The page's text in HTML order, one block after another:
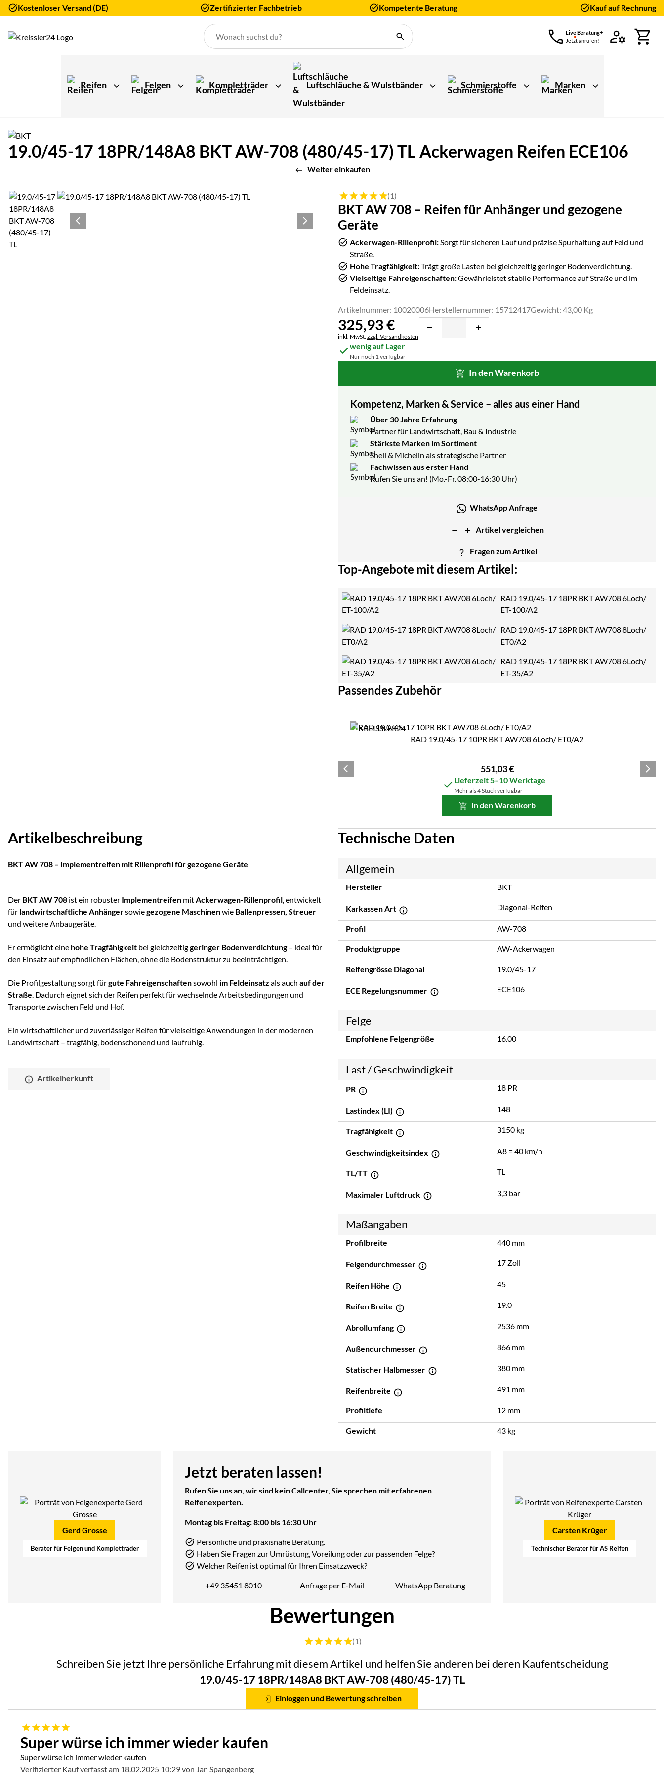
Kostenloser Versand (DE) Zertifizierter Fachbetrieb Kompetente Beratung Kauf auf Rechnung
Live Beratung+
Jetzt anrufen!
Reifen Felgen Kompletträder Luftschläuche & Wulstbänder Schmierstoffe Marken
19.0/45-17 18PR/148A8 BKT AW-708 (480/45-17) TL Ackerwagen Reifen ECE106
Weiter einkaufen
Produktgalerie
Zur Kaufbox springen
Bewertung: 5 von 5 (1 Bewertungen)
(1)
BKT AW 708 – Reifen für Anhänger und gezogene
Geräte
Ackerwagen-Rillenprofil: Sorgt für sicheren Lauf und präzise Spurhaltung auf Feld und
Straße.
Hohe Tragfähigkeit:Trägt große Lasten bei gleichzeitig geringer Bodenverdichtung.
Vielseitige Fahreigenschaften:Gewährleistet stabile Performance auf Straße und im
Feldeinsatz.
Artikelnummer: 10020006Herstellernummer: 15712417Gewicht: 43,00 Kg
325,93€
Steuerhinweis:
inkl. MwSt. zzgl. Versandkosten
wenig auf Lager
Nur noch 1 verfügbar
In den Warenkorb
Kompetenz, Marken & Service – alles aus einer Hand
Über 30 Jahre Erfahrung
Partner für Landwirtschaft, Bau & Industrie
Stärkste Marken im Sortiment
Shell & Michelin als strategische Partner
Fachwissen aus erster Hand
Rufen Sie uns an! (Mo.-Fr. 08:00-16:30 Uhr)
WhatsApp Anfrage
Artikel vergleichen
Fragen zum Artikel
Top-Angebote mit diesem Artikel:
RAD 19.0/45-17 18PR BKT AW708 6Loch/
ET-100/A2
RAD 19.0/45-17 18PR BKT AW708 8Loch/
ET0/A2
RAD 19.0/45-17 18PR BKT AW708 6Loch/
ET-35/A2
Passendes Zubehör
Zubehör überspringen
RAD 19.0/45-17 10PR BKT AW708 6Loch/ ET0/A2
551,03€
Lieferzeit 5–10 Werktage
Mehr als 4 Stück verfügbar
In den Warenkorb
Artikelbeschreibung
BKT AW 708 – Implementreifen mit Rillenprofil für gezogene Geräte
Der BKT AW 708 ist ein robuster Implementreifen mitAckerwagen-Rillenprofil, entwickelt
für landwirtschaftliche Anhängersowiegezogene Maschinenwie Ballenpressen, Streuer
und weitere Anbaugeräte.
Er ermöglicht eine hohe Tragfähigkeit bei gleichzeitiggeringer Bodenverdichtung– ideal für
den Einsatz auf empfindlichen Flächen, ohne die Bodenstruktur zu beeinträchtigen.
Die Profilgestaltung sorgt fürgute Fahreigenschaftensowohl im Feldeinsatz als auch auf der
Straße. Dadurch eignet sich der Reifen perfekt für wechselnde Arbeitsbedingungen und
Transporte zwischen Feld und Hof.
Ein wirtschaftlicher und zuverlässiger Reifen für vielseitige Anwendungen in der modernen
Landwirtschaft – tragfähig, bodenschonend und laufruhig.
Artikelherkunft
Technische Daten
Allgemein
Hersteller BKT
Karkassen Art Diagonal-Reifen
Profil AW-708
Produktgruppe AW-Ackerwagen
Reifengrösse Diagonal 19.0/45-17
ECE Regelungsnummer ECE106
Felge
Empfohlene Felgengröße 16.00
Last / Geschwindigkeit
PR 18 PR
Lastindex (LI) 148
Tragfähigkeit 3150 kg
Geschwindigkeitsindex A8 = 40 km/h
TL/TT TL
Maximaler Luftdruck 3,3 bar
Maßangaben
Profilbreite 440 mm
Felgendurchmesser 17 Zoll
Reifen Höhe 45
Reifen Breite 19.0
Abrollumfang 2536 mm
Außendurchmesser 866 mm
Statischer Halbmesser 380 mm
Reifenbreite 491 mm
Profiltiefe 12 mm
Gewicht 43 kg
Gerd Grosse
Berater für Felgen und Kompletträder
Jetzt beraten lassen!
Rufen Sie uns an, wir sind kein Callcenter, Sie sprechen mit erfahrenen
Reifenexperten.
Montag bis Freitag: 8:00 bis 16:30 Uhr
Persönliche und praxisnahe Beratung.
Haben Sie Fragen zur Umrüstung, Voreilung oder zur passenden Felge?
Welcher Reifen ist optimal für Ihren Einsatzzweck?
Telefon:
+49 35451 8010 Anfrage per E-Mail WhatsApp Beratung
Carsten Krüger
Technischer Berater für AS Reifen
Bewertungen
Bewertung: 5 von 5 (1 Bewertungen)
(1)
Schreiben Sie jetzt Ihre persönliche Erfahrung mit diesem Artikel und helfen Sie anderen bei deren Kaufentscheidung
19.0/45-17 18PR/148A8 BKT AW-708 (480/45-17) TL
Einloggen und Bewertung schreiben
5 von 5
Super würse ich immer wieder kaufen
Super würse ich immer wieder kaufen
Verifizierter Kaufverfasst am 18.02.2025 10:29 von Jan Spangenberg